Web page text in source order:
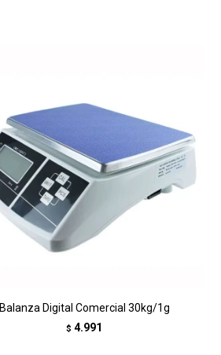
Balanza Digital Comercial 30kg/1g
$ 4.991